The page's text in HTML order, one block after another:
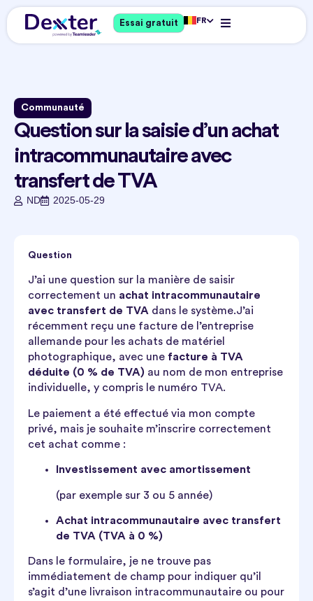
Essai gratuit FR
Communauté
Question sur la saisie d’un achat
intracommunautaire avec
transfert de TVA
ND 2025-05-29
Question
J’ai une question sur la manière de saisir
correctement un achat intracommunautaire
avec transfert de TVA dans le système.J’ai
récemment reçu une facture de l’entreprise
allemande pour les achats de matériel
photographique, avec une facture à TVA
déduite (0 % de TVA) au nom de mon entreprise
individuelle, y compris le numéro TVA.
Le paiement a été effectué via mon compte
privé, mais je souhaite m’inscrire correctement
cet achat comme :
Investissement avec amortissement
(par exemple sur 3 ou 5 année)
Achat intracommunautaire avec transfert
de TVA (TVA à 0 %)
Dans le formulaire, je ne trouve pas
immédiatement de champ pour indiquer qu’il
s’agit d’une livraison intracommunautaire ou pour